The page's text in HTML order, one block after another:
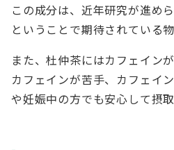
この成分は、近年研究が進め
ということで期待されている
また、杜仲茶にはカフェイン
カフェインが苦手、カフェイ
や妊娠中の方でも安心して摂取